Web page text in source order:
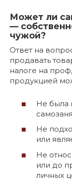
Может ли
—
чужой?
Ответ на
продавать
налоге на
продукцией
Не была
Не
или
Не
или до
личных